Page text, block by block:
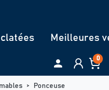
Meilleures
 0
Ponceuse